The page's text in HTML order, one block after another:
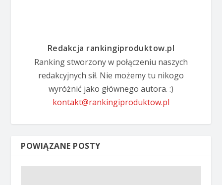
Redakcja rankingiproduktow.pl
Ranking stworzony w połączeniu naszych
redakcyjnych sił. Nie możemy tu nikogo
wyróżnić jako głównego autora. :)
kontakt@rankingiproduktow.pl
POWIĄZANE POSTY